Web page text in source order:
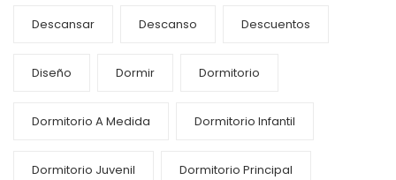
Descansar Descanso Descuentos
Diseño Dormir Dormitorio
Dormitorio A Medida Dormitorio Infantil
Dormitorio Juvenil Dormitorio Principal